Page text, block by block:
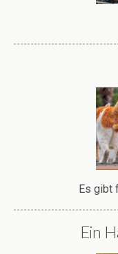
Es gibt
Ein